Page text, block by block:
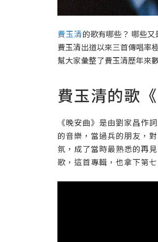
費玉清的歌有哪些？ 哪些又
費玉清出道以來三首傳唱率
幫大家彙整了費玉清歷年來
費玉清的歌《
《晚安曲》是由劉家昌作
的音樂，當過兵的朋友，
氛，成了當時最熟悉的再
歌，這首專輯，也拿下第